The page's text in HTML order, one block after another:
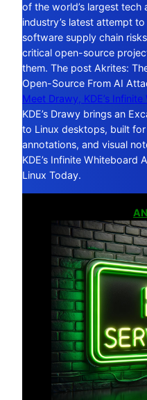
of the world’s largest tech
industry’s latest attempt
software supply chain
critical open-source
them. The post Akrites:
Open-Source From AI
Meet Drawy, KDE’s
KDE’s Drawy brings an
to Linux desktops, built
annotations, and visual
KDE’s Infinite
Linux Today.